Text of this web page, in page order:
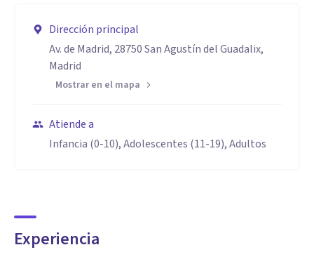
Dirección principal
Av. de Madrid, 28750 San Agustín del Guadalix,
Madrid
Mostrar en el mapa
Atiende a
Infancia (0-10), Adolescentes (11-19), Adultos
Experiencia